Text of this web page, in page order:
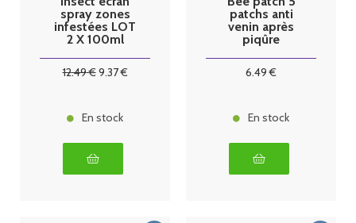
spray zones
infestées LOT
2 X 100ml
12.49€9.37€
En stock
patchs anti
venin après
piqûre
6.49 €
En stock